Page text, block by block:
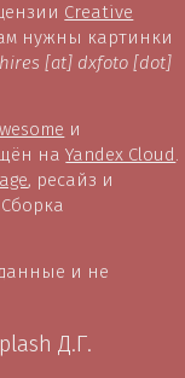
Creative
нужны картинки
hires [at] dxfoto [dot]
и
наYandex Cloud.
, ресайз и
Сборка
и не
Д.Г.